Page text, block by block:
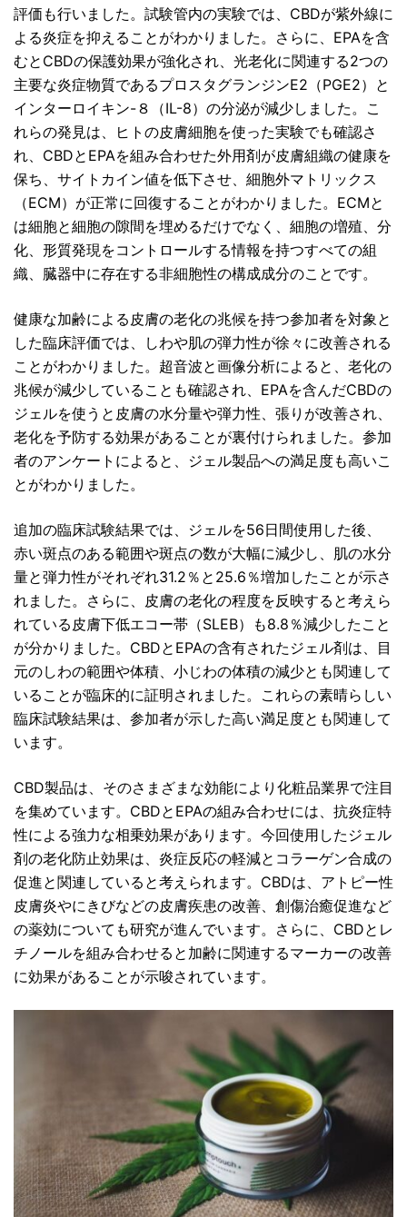
評価も行いました。試験管内の実験では、CBDが紫外線に
よる炎症を抑えることがわかりました。さらに、EPAを含
むとCBDの保護効果が強化され、光老化に関連する2つの
主要な炎症物質であるプロスタグランジンE2（PGE2）と
インターロイキン-８（IL-8）の分泌が減少しました。こ
れらの発見は、ヒトの皮膚細胞を使った実験でも確認さ
れ、CBDとEPAを組み合わせた外用剤が皮膚組織の健康を
保ち、サイトカイン値を低下させ、細胞外マトリックス
（ECM）が正常に回復することがわかりました。ECMと
は細胞と細胞の隙間を埋めるだけでなく、細胞の増殖、分
化、形質発現をコントロールする情報を持つすべての組
織、臓器中に存在する非細胞性の構成成分のことです。
健康な加齢による皮膚の老化の兆候を持つ参加者を対象と
した臨床評価では、しわや肌の弾力性が徐々に改善される
ことがわかりました。超音波と画像分析によると、老化の
兆候が減少していることも確認され、EPAを含んだCBDの
ジェルを使うと皮膚の水分量や弾力性、張りが改善され、
老化を予防する効果があることが裏付けられました。参加
者のアンケートによると、ジェル製品への満足度も高いこ
とがわかりました。
追加の臨床試験結果では、ジェルを56日間使用した後、
赤い斑点のある範囲や斑点の数が大幅に減少し、肌の水分
量と弾力性がそれぞれ31.2％と25.6％増加したことが示さ
れました。さらに、皮膚の老化の程度を反映すると考えら
れている皮膚下低エコー帯（SLEB）も8.8％減少したこと
が分かりました。CBDとEPAの含有されたジェル剤は、目
元のしわの範囲や体積、小じわの体積の減少とも関連して
いることが臨床的に証明されました。これらの素晴らしい
臨床試験結果は、参加者が示した高い満足度とも関連して
います。
CBD製品は、そのさまざまな効能により化粧品業界で注目
を集めています。CBDとEPAの組み合わせには、抗炎症特
性による強力な相乗効果があります。今回使用したジェル
剤の老化防止効果は、炎症反応の軽減とコラーゲン合成の
促進と関連していると考えられます。CBDは、アトピー性
皮膚炎やにきびなどの皮膚疾患の改善、創傷治癒促進など
の薬効についても研究が進んでいます。さらに、CBDとレ
チノールを組み合わせると加齢に関連するマーカーの改善
に効果があることが示唆されています。